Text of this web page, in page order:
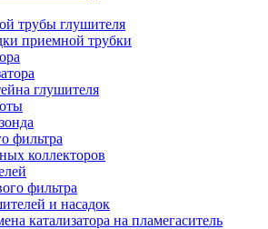
трубы глушителя
приемной трубки
глушителя
фильтра
коллекторов
фильтра
и насадок
катализатора на пламегаситель